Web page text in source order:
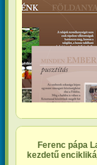
Ferenc pápa
kezdetű